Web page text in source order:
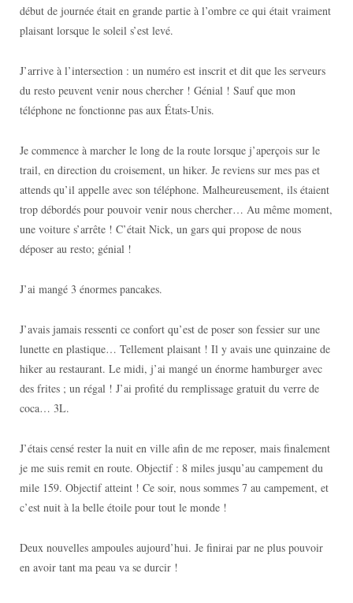
début de journée était en grande partie à l’ombre ce qui était vraiment
plaisant lorsque le soleil s’est levé.
J’arrive à l’intersection : un numéro est inscrit et dit que les serveurs
du resto peuvent venir nous chercher ! Génial ! Sauf que mon
téléphone ne fonctionne pas aux États-Unis.
Je commence à marcher le long de la route lorsque j’aperçois sur le
trail, en direction du croisement, un hiker. Je reviens sur mes pas et
attends qu’il appelle avec son téléphone. Malheureusement, ils étaient
trop débordés pour pouvoir venir nous chercher… Au même moment,
une voiture s’arrête ! C’était Nick, un gars qui propose de nous
déposer au resto; génial !
J’ai mangé 3 énormes pancakes.
J’avais jamais ressenti ce confort qu’est de poser son fessier sur une
lunette en plastique… Tellement plaisant ! Il y avais une quinzaine de
hiker au restaurant. Le midi, j’ai mangé un énorme hamburger avec
des frites ; un régal ! J’ai profité du remplissage gratuit du verre de
coca… 3L.
J’étais censé rester la nuit en ville afin de me reposer, mais finalement
je me suis remit en route. Objectif : 8 miles jusqu’au campement du
mile 159. Objectif atteint ! Ce soir, nous sommes 7 au campement, et
c’est nuit à la belle étoile pour tout le monde !
Deux nouvelles ampoules aujourd’hui. Je finirai par ne plus pouvoir
en avoir tant ma peau va se durcir !